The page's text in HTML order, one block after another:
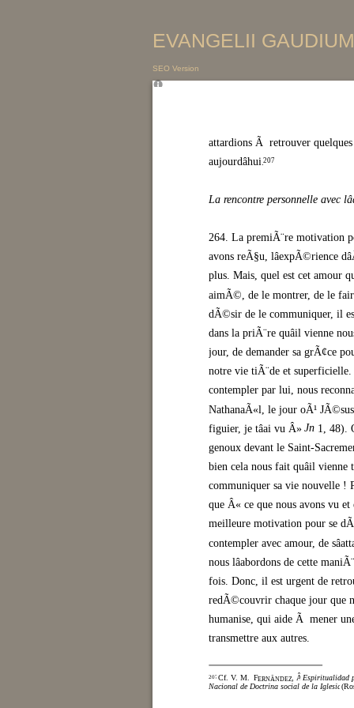
EVANGELII
attardions Ã retrouver
aujourdâhui.207
La rencontre personnelle avec
264. La premiÃ¨re motivation
avons reÃ§u, lâexpÃ©rience
plus. Mais, quel est cet amour
aimÃ©, de le montrer, de le faire
dÃ©sir de le communiquer, il
dans la priÃ¨re quâil vienne
jour, de demander sa grÃ¢ce
notre vie tiÃ¨de et
contempler par lui, nous
NathanaÃ«l, le jour oÃ¹
figuier, je tâai vu Â» (Jn 1, 48).
genoux devant le Saint-
bien cela nous fait quâil
communiquer sa vie nouvelle !
que Â« ce que nous avons vu et
meilleure motivation pour se
contempler avec amour, de
nous lâabordons de cette
fois. Donc, il est urgent de
redÃ©couvrir chaque jour que
humanise, qui aide Ã mener
transmettre aux autres.
207 Cf. V. M. FERNÃNDEZ, Â«Espiritualidad
Nacional de Doctrina social de la Iglesia
SEO Version